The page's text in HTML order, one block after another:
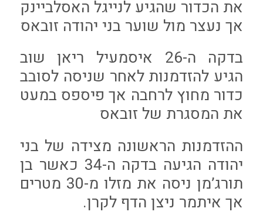
את הכדור שהגיע לנייגל האסלביינק
אך נעצר מול שוער בני יהודה זובאס
בדקה ה-26 איסמעיל ריאן שוב
הגיע להזדמנות לאחר שניסה לסובב
כדור מחוץ לרחבה אך פיספס במעט
את המסגרת של זובאס
ההזדמנות הראשונה מצידה של בני
יהודה הגיעה בדקה ה-34 כאשר בן
תורג’מן ניסה את מזלו מ-30 מטרים
אך איתמר ניצן הדף לקרן.